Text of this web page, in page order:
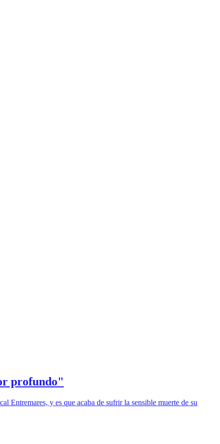
profundo"
Entremares, y es que acaba de sufrir la sensible muerte de su